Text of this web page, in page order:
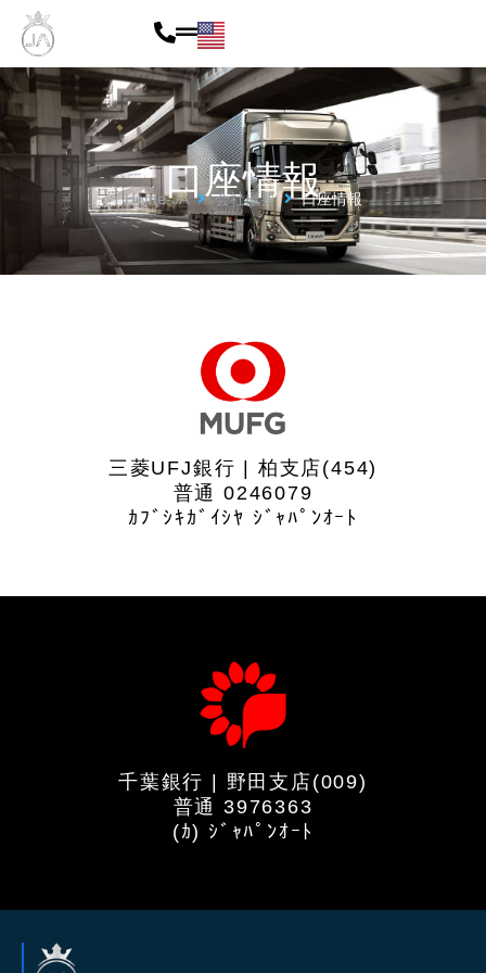
内
容
を
ス
キ
プ
口座情報
Home-JA 会社概要 口座情報
三菱UFJ銀行 | 柏支店(454)
普通 0246079
ｶﾌﾞｼｷｶﾞｲｼﾔ ｼﾞｬﾊﾟﾝｵｰﾄ
千葉銀行 | 野田支店(009)
普通 3976363
(ｶ) ｼﾞｬﾊﾟﾝｵｰﾄ